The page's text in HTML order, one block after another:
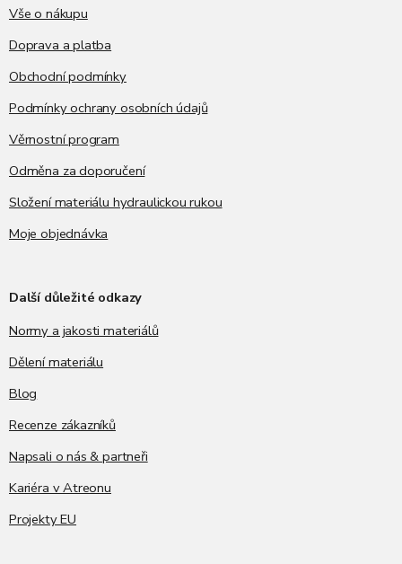
Vše o nákupu
Doprava a platba
Obchodní podmínky
Podmínky ochrany osobních údajů
Věrnostní program
Odměna za doporučení
Složení materiálu hydraulickou rukou
Moje objednávka
Další důležité odkazy
Normy a jakosti materiálů
Dělení materiálu
Blog
Recenze zákazníků
Napsali o nás & partneři
Kariéra v Atreonu
Projekty EU